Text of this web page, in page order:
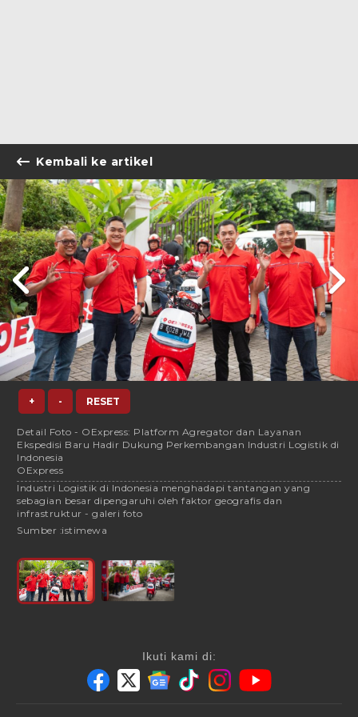
Kembali ke artikel
+ - RESET
Detail Foto - OExpress: Platform Agregator dan Layanan
Ekspedisi Baru Hadir Dukung Perkembangan Industri Logistik di
Indonesia
OExpress
Industri Logistik di Indonesia menghadapi tantangan yang
sebagian besar dipengaruhi oleh faktor geografis dan
infrastruktur - galeri foto
Sumber :istimewa
Ikuti kami di: